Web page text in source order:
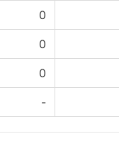
0
0
0
-